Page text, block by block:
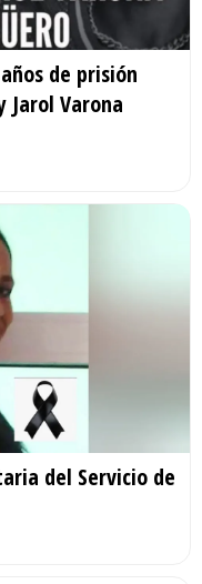
de prisión
Jarol Varona
del Servicio de